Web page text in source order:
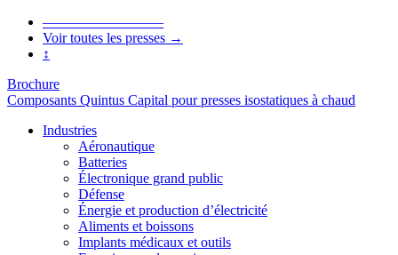
–––––––––––––––––
Voir toutes les presses →
↕
Brochure
Composants Quintus Capital pour presses isostatiques à chaud
Industries
Aéronautique
Batteries
Électronique grand public
Défense
Énergie et production d’électricité
Aliments et boissons
Implants médicaux et outils